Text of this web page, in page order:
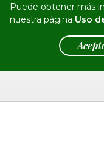
Puede obtener más
nuestra página Uso
Socios para ver el